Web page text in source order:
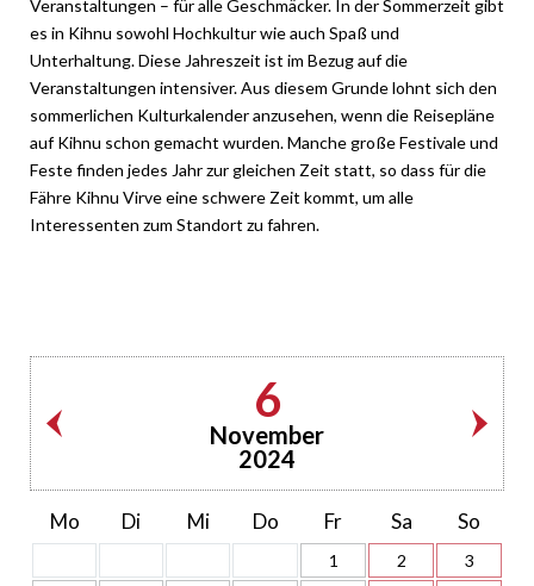
Veranstaltungen – für alle Geschmäcker. In der Sommerzeit gibt
es in Kihnu sowohl Hochkultur wie auch Spaß und
Unterhaltung. Diese Jahreszeit ist im Bezug auf die
Veranstaltungen intensiver. Aus diesem Grunde lohnt sich den
sommerlichen Kulturkalender anzusehen, wenn die Reisepläne
auf Kihnu schon gemacht wurden. Manche große Festivale und
Feste finden jedes Jahr zur gleichen Zeit statt, so dass für die
Fähre Kihnu Virve eine schwere Zeit kommt, um alle
Interessenten zum Standort zu fahren.
6
November
2024
Mo Di Mi Do Fr Sa So
1 2
3